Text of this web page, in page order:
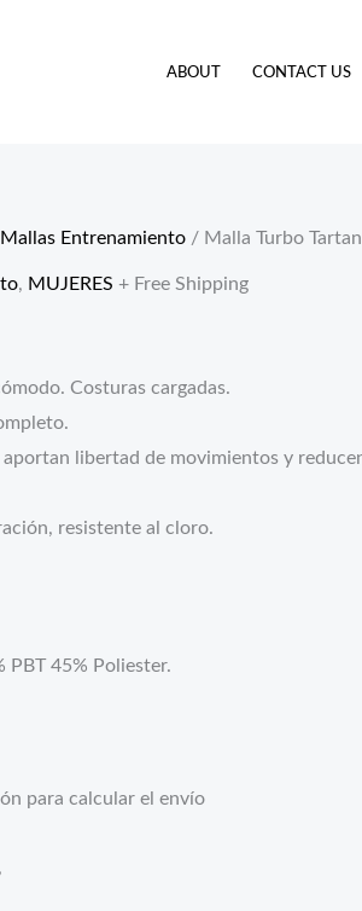
ABOUT CONTACT US
Mallas Entrenamiento / Malla Turbo
, MUJERES + Free Shipping
Costuras cargadas.
libertad de movimientos y
resistente al cloro.
PBT 45% Poliester.
para calcular el envío